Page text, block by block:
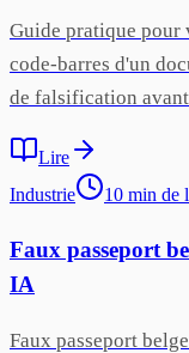
Guide pratique pour
code-barres d'un
de falsification
Lire
Industrie
10 min de
Faux passeport
IA
Faux passeport